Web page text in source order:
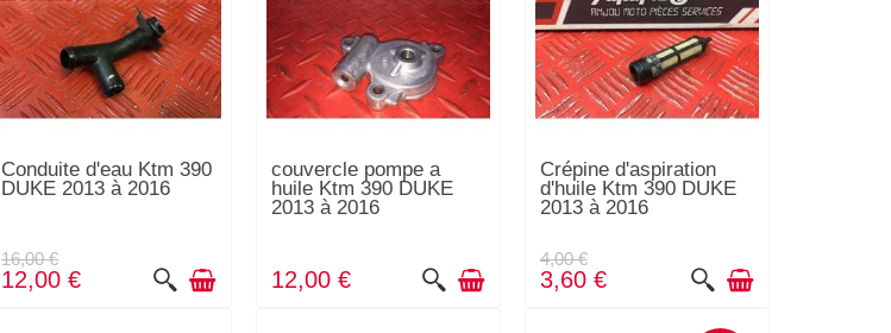
Conduite d'eau Ktm 390
DUKE 2013 à 2016
16,00 €
12,00 €
couvercle pompe a
huile Ktm 390 DUKE
2013 à 2016
12,00 €
Crépine d'aspiration
d'huile Ktm 390 DUKE
2013 à 2016
4,00 €
3,60 €